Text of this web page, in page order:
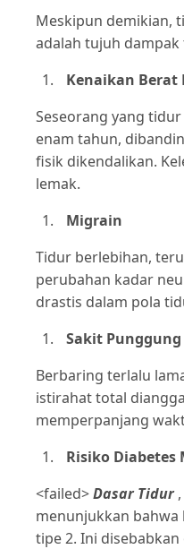
Meskipun demikian,
adalah tujuh
Kenaikan Berat
Seseorang yang
enam tahun,
fisik dikendalikan.
lemak.
Migrain
Tidur berlebihan,
perubahan kadar
drastis dalam pola
Sakit Punggung
Berbaring terlalu
istirahat total
memperpanjang
Risiko
<failed>Dasar Tidur
menunjukkan
tipe 2. Ini